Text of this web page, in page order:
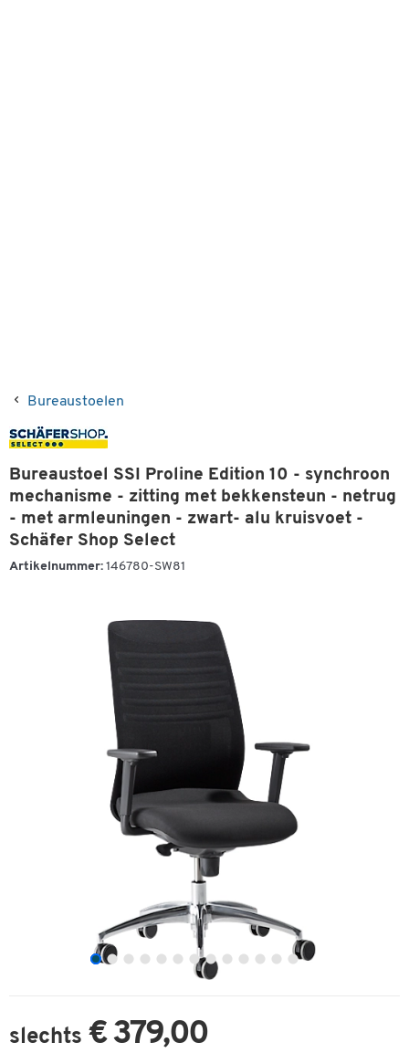
Bureaustoelen
Bureaustoel SSI Proline Edition 10 - synchroon
mechanisme - zitting met bekkensteun - netrug
- met armleuningen - zwart- alu kruisvoet -
Schäfer Shop Select
Artikelnummer: 146780-SW81
slechts € 379,00